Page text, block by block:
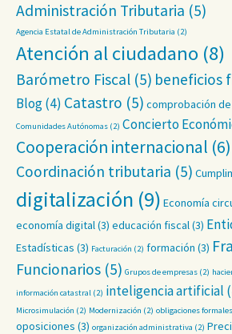
Administración Tributaria (5)
Agencia Estatal de Administración Tributaria (2)
Atención al ciudadano (8)
Barómetro Fiscal (5) beneficios
Blog(4) Catastro (5) comprobación
Comunidades Autónomas (2) Concierto
Cooperación internacional (6)
Coordinación tributaria (5)
digitalización (9) Economía
economía digital(3) educación fiscal(3)
Estadísticas (3) Facturación (2) formación (3)
Funcionarios (5) Grupos de empresas (2)
información catastral (2) inteligencia artificial
Microsimulación (2) Modernización (2) obligaciones formales
oposiciones (3) organización administrativa (2)